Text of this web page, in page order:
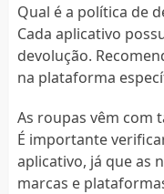
Qual é a política de
Cada aplicativo
devolução.
na plataforma
As roupas vêm com
É importante
aplicativo, já que as
marcas e